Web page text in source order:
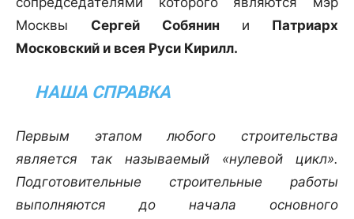
Москвы Сергей Собянин и Патриарх
Московский и всея Руси Кирилл.
НАША СПРАВКА
Первым этапом любого строительства
является так называемый «нулевой цикл».
Подготовительные строительные работы
выполняются до начала основного